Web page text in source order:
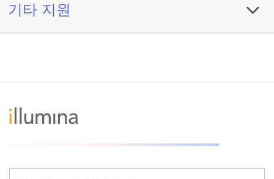
기타 지원